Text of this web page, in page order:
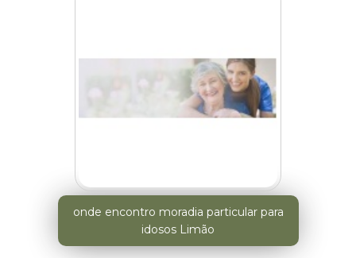
onde encontro moradia particular para
idosos Limão